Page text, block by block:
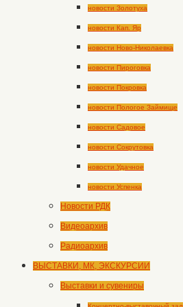
новости Золотуха
новости Кап. Яр
новости Ново-Николаевка
новости Пироговка
новости Покровка
новости Пологое Займище
новости Садовое
новости Сокрутовка
новости Удачное
новости Успенка
Новости РДК
Видеоархив
Радиоархив
ВЫСТАВКИ, МК, ЭКСКУРСИИ
Выставки и сувениры